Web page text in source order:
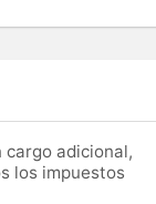
cargo adicional,
los impuestos